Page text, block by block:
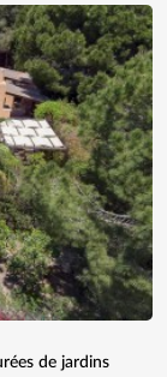
de jardins